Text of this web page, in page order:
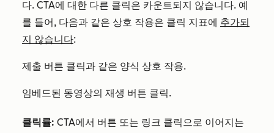
다. CTA에 대한 다른 클릭은 카운트되지 않습니다. 예
를 들어, 다음과 같은 상호 작용은 클릭 지표에 추가되
지 않습니다:
제출 버튼 클릭과 같은 양식 상호 작용.
임베드된 동영상의 재생 버튼 클릭.
클릭률: CTA에서 버튼 또는 링크 클릭으로 이어지는